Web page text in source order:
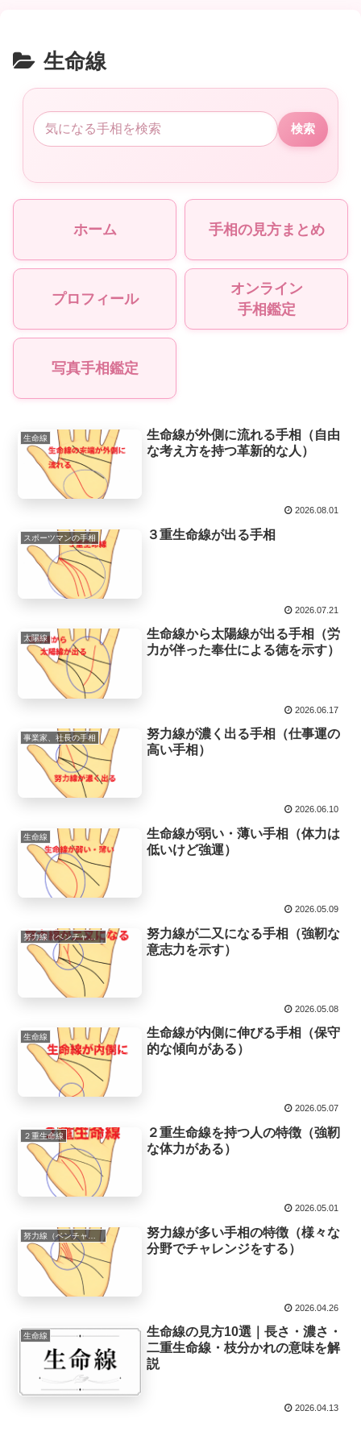
生命線
検索
ホーム 手相の見方まとめ
プロフィール
オンライン
手相鑑定
写真手相鑑定
生命線
生命線が外側に流れる手相（自由
な考え方を持つ革新的な人）
2026.08.01
スポーツマンの手相 ３重生命線が出る手相
2026.07.21
太陽線
生命線から太陽線が出る手相（労
力が伴った奉仕による徳を示す）
2026.06.17
事業家、社長の手相
努力線が濃く出る手相（仕事運の
高い手相）
2026.06.10
生命線
生命線が弱い・薄い手相（体力は
低いけど強運）
2026.05.09
努力線（ベンチャー線,希望線,向上線）
努力線が二又になる手相（強靭な
意志力を示す）
2026.05.08
生命線
生命線が内側に伸びる手相（保守
的な傾向がある）
2026.05.07
２重生命線
２重生命線を持つ人の特徴（強靭
な体力がある）
2026.05.01
努力線が多い手相の特徴（様々な
分野でチャレンジをする）
2026.04.26
生命線
生命線の見方10選｜長さ・濃さ・
二重生命線・枝分かれの意味を解
説
2026.04.13